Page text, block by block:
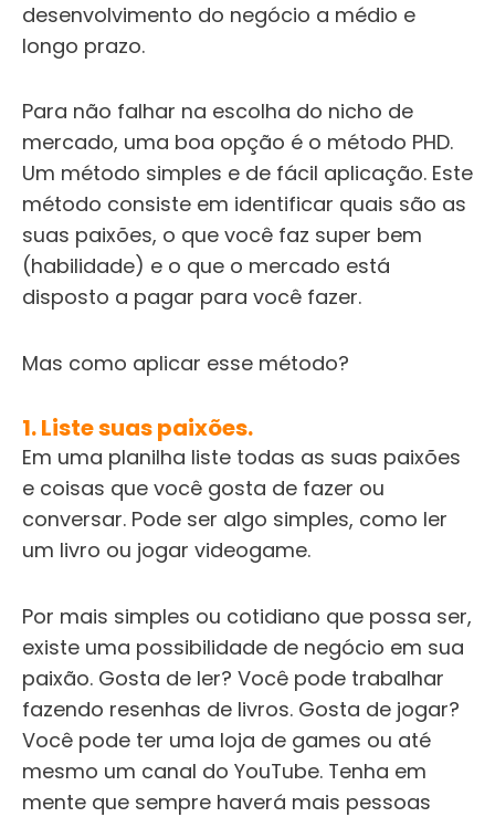
desenvolvimento do negócio a médio e
longo prazo.
Para não falhar na escolha do nicho de
mercado, uma boa opção é o método PHD.
Um método simples e de fácil aplicação. Este
método consiste em identificar quais são as
suas paixões, o que você faz super bem
(habilidade) e o que o mercado está
disposto a pagar para você fazer.
Mas como aplicar esse método?
1. Liste suas paixões.
Em uma planilha liste todas as suas paixões
e coisas que você gosta de fazer ou
conversar. Pode ser algo simples, como ler
um livro ou jogar videogame.
Por mais simples ou cotidiano que possa ser,
existe uma possibilidade de negócio em sua
paixão. Gosta de ler? Você pode trabalhar
fazendo resenhas de livros. Gosta de jogar?
Você pode ter uma loja de games ou até
mesmo um canal do YouTube. Tenha em
mente que sempre haverá mais pessoas